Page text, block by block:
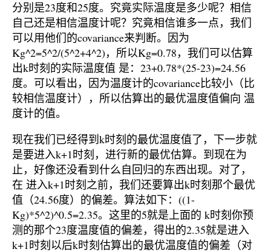
分别是23度和25度。究竟实际温度是多少呢？相信
自己还是相信温度计呢？究竟相信谁多一点，我们
可以用他们的covariance来判断。因为
Kg^2=5^2/(5^2+4^2)，所以Kg=0.78，我们可以估算
出k时刻的实际温度值 是：23+0.78*(25-23)=24.56
度。可以看出，因为温度计的covariance比较小（比
较相信温度计），所以估算出的最优温度值偏向 温
度计的值。
现在我们已经得到k时刻的最优温度值了，下一步就
是要进入k+1时刻，进行新的最优估算。到现在为
止，好像还没看到什么自回归的东西出现。对了，
在 进入k+1时刻之前，我们还要算出k时刻那个最优
值（24.56度）的偏差。算法如下：((1-
Kg)*5^2)^0.5=2.35。这里的5就是上面的 k时刻你预
测的那个23度温度值的偏差，得出的2.35就是进入
k+1时刻以后k时刻估算出的最优温度值的偏差（对